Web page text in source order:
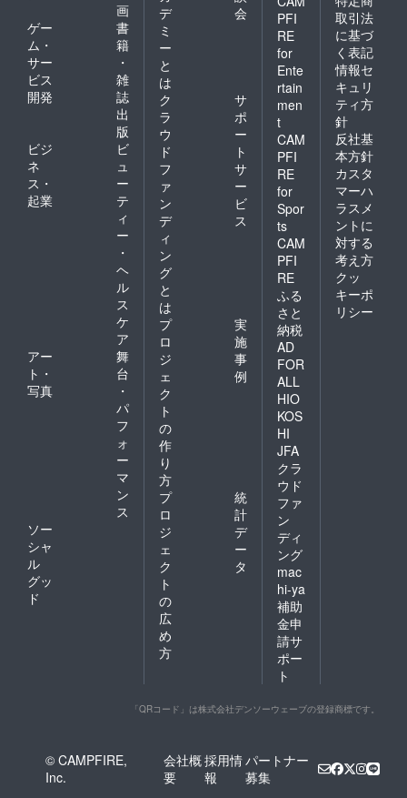
画
ゲー
ム・
サー
ビス
開発
書
籍
・
雑
誌
出
版
ビジ
ネ
ス・
起業
ビ
ュ
ー
テ
ィ
ー
・
ヘ
ル
ス
ケ
ア
アー
ト・
写真
舞
台
・
パ
フ
ォ
ー
マ
ン
ス
ソー
シャ
ル
グッ
ド
デ
ミ
ー
と
は
会
ク
ラ
ウ
ド
フ
ァ
ン
デ
ィ
ン
グ
と
は
サ
ポ
ー
ト
サ
ー
ビ
ス
プ
ロ
ジ
ェ
ク
ト
の
作
り
方
実
施
事
例
プ
ロ
ジ
ェ
ク
ト
の
広
め
方
統
計
デ
ー
タ
PFI
RE
for
Ente
rtain
men
t
CAM
PFI
RE
for
Spor
ts
CAM
PFI
RE
ふる
さと
納税
AD
FOR
ALL
HIO
KOS
HI
JFA
クラ
ウド
ファ
ン
ディ
ング
mac
hi-ya
補助
金申
請サ
ポー
ト
取引法
に基づ
く表記
情報セ
キュリ
ティ方
針
反社基
本方針
カスタ
マーハ
ラスメ
ントに
対する
考え方
クッ
キーポ
リシー
「QRコード」は株式会社デンソーウェーブの登録商標です。
© CAMPFIRE,
Inc.
会社概
要
採用情
報
パートナー
募集